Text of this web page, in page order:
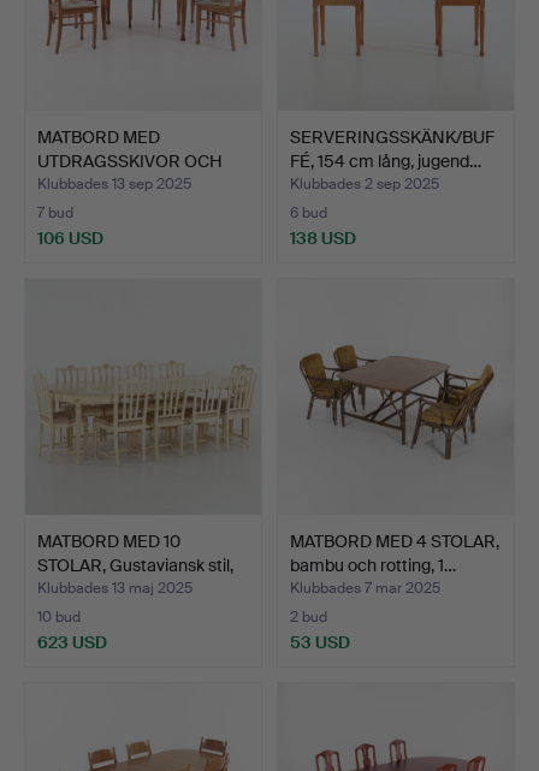
MATBORD MED
UTDRAGSSKIVOR OCH
STOLAR, Sver…
Klubbades 13 sep 2025
7 bud
106 USD
SERVERINGSSKÄNK/BUF
FÉ, 154 cm lång, jugend…
Klubbades 2 sep 2025
6 bud
138 USD
MATBORD MED 10
STOLAR, Gustaviansk stil,
1…
Klubbades 13 maj 2025
10 bud
623 USD
MATBORD MED 4 STOLAR,
bambu och rotting, 1…
Klubbades 7 mar 2025
2 bud
53 USD